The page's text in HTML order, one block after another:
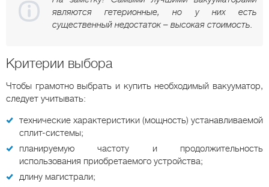
являются гетерионные, но у них есть
существенный недостаток – высокая стоимость.
Критерии выбора
Чтобы грамотно выбрать и купить необходимый вакууматор,
следует учитывать:
технические характеристики (мощность) устанавливаемой
сплит-системы;
планируемую частоту и продолжительность
использования приобретаемого устройства;
длину магистрали;